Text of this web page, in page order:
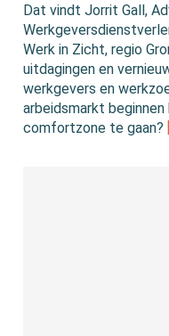
Dat vindt Jorrit Gall,
Werk in Zicht, regio
uitdagingen en
werkgevers en
arbeidsmarkt
comfortzone te gaan?